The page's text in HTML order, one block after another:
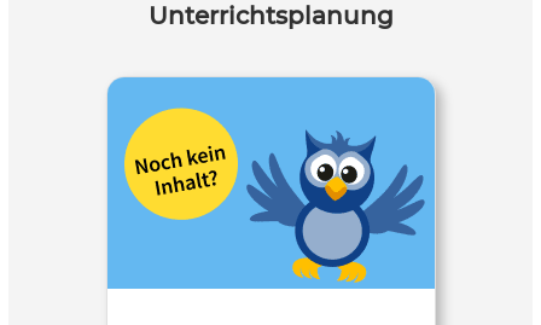
Unterrichtsplanung